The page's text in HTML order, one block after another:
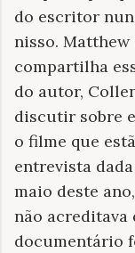
do escritor
nisso. Matthew
compartilha
do autor,
discutir sobre
o filme que
entrevista
maio deste
não acreditava
documentário